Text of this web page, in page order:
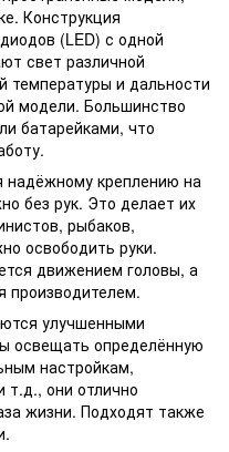
Конструкция
(LED) с одной
свет различной
температуры и дальности
модели. Большинство
батарейками, что
надёжному креплению на
без рук. Это делает их
рыбаков,
освободить руки.
движением головы, а
улучшенными
освещать определённую
настройкам,
т.д., они отлично
жизни. Подходят также